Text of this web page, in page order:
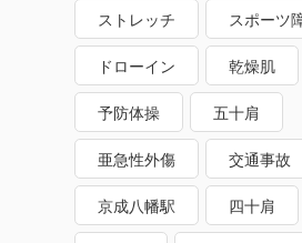
ストレッチ スポーツ
ドローイン 乾燥肌
予防体操 五十肩
亜急性外傷 交通事故
京成八幡駅 四十肩